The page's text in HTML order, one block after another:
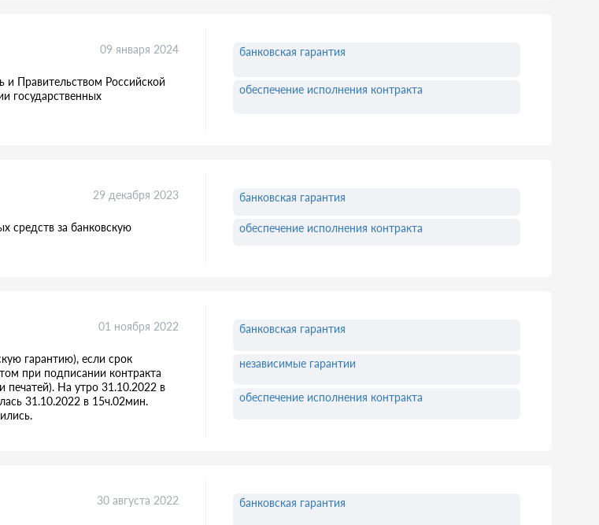
09 января 2024
Правительством Российской
государственных
банковская гарантия
обеспечение исполнения контракта
29 декабря 2023
средств за банковскую
банковская гарантия
обеспечение исполнения контракта
01 ноября 2022
гарантию), если срок
при подписании контракта
На утро 31.10.2022 в
31.10.2022 в 15ч.02мин.
банковская гарантия
независимые гарантии
обеспечение исполнения контракта
30 августа 2022 банковская гарантия